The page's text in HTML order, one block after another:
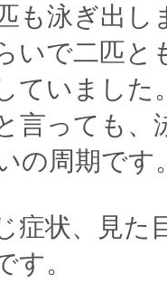
も泳ぎ出し
いで二匹
ていました
言っても、
の周期です
症状、見た
す。